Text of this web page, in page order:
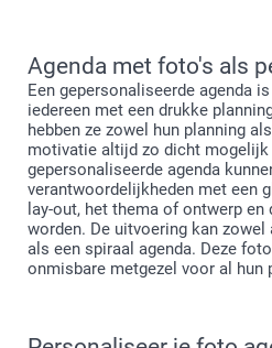
Agenda met foto's als
Een gepersonaliseerde agenda
iedereen met een drukke
hebben ze zowel hun planning
motivatie altijd zo dicht mogelijk
gepersonaliseerde agenda
verantwoordelijkheden met een
lay-out, het thema of ontwerp
worden. De uitvoering kan
als een spiraal agenda. Deze
onmisbare metgezel voor al hun